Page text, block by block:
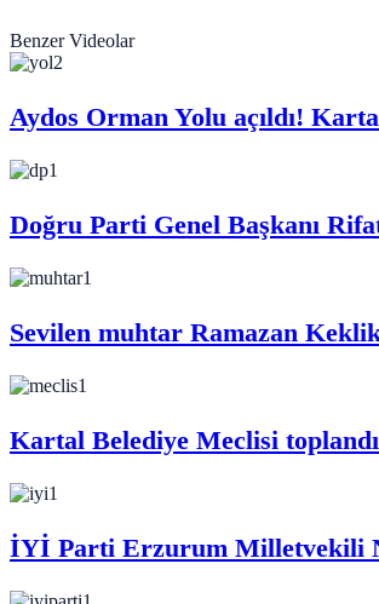
Benzer Videolar
Aydos Orman Yolu açıldı!
Doğru Parti Genel Başkanı
Sevilen muhtar Ramazan
Kartal Belediye Meclisi
İYİ Parti Erzurum Milletvekili